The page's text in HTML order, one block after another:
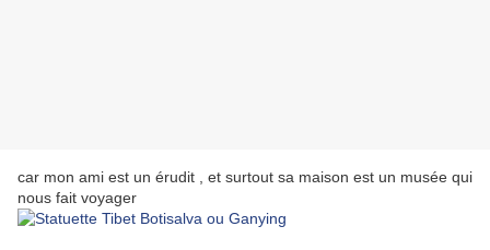
car mon ami est un érudit , et surtout sa maison est un musée qui
nous fait voyager